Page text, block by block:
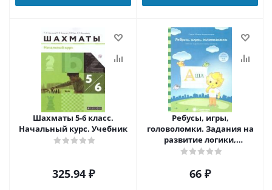
Шахматы 5-6 класс.
Начальный курс. Учебник
325.94₽
Ребусы, игры,
головоломки. Задания на
развитие логики,
внимания. Тетрадь для
66 ₽